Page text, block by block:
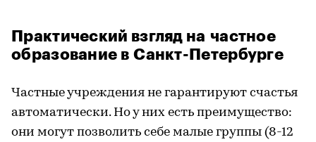
Практический взгляд на частное
образование в Санкт-Петербурге
Частные учреждения не гарантируют счастья
автоматически. Но у них есть преимущество:
они могут позволить себе малые группы (8-12